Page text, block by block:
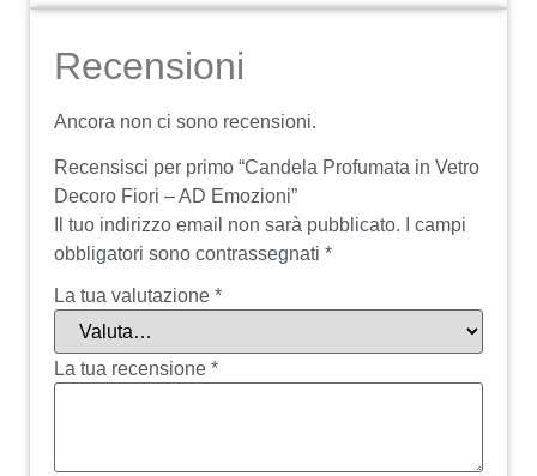
Recensioni
Ancora non ci sono recensioni.
Recensisci per primo “Candela Profumata in Vetro
Decoro Fiori – AD Emozioni”
Il tuo indirizzo email non sarà pubblicato.
I campi
obbligatori sono contrassegnati *
La tua valutazione *
La tua recensione *